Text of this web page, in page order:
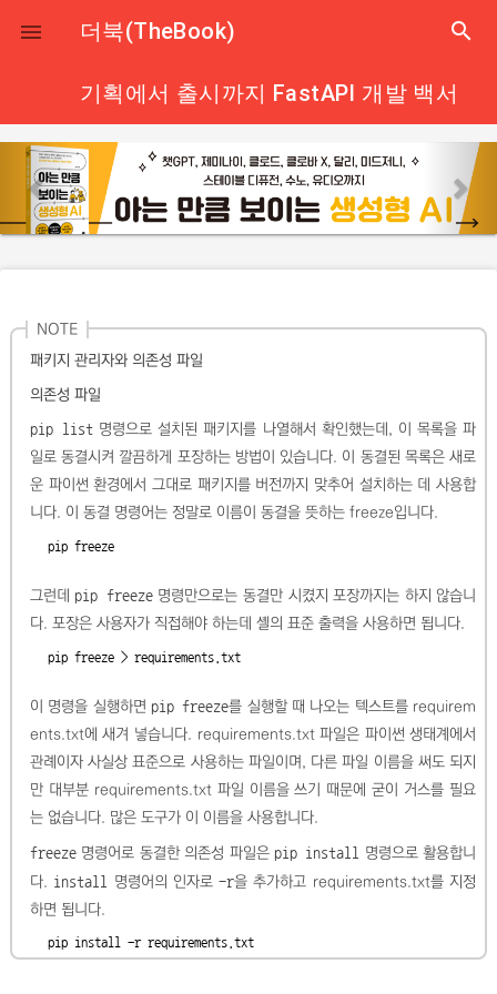
close
 더북(TheBook) search
기획에서 출시까지 FastAPI 개발 백서
p
r
e
u
s
e
x
NOTE
패키지 관리자와 의존성 파일
의존성 파일
pip list 명령으로 설치된 패키지를 나열해서 확인했는데, 이 목록을 파
일로 동결시켜 깔끔하게 포장하는 방법이 있습니다. 이 동결된 목록은 새로
운 파이썬 환경에서 그대로 패키지를 버전까지 맞추어 설치하는 데 사용합
니다. 이 동결 명령어는 정말로 이름이 동결을 뜻하는 freeze입니다.
pip freeze
그런데 pip freeze명령만으로는 동결만 시켰지 포장까지는 하지 않습니
다. 포장은 사용자가 직접해야 하는데 셸의 표준 출력을 사용하면 됩니다.
pip freeze > requirements.txt
이 명령을 실행하면 pip freeze를 실행할 때 나오는 텍스트를 requirem
ents.txt에 새겨 넣습니다. requirements.txt 파일은 파이썬 생태계에서
관례이자 사실상 표준으로 사용하는 파일이며, 다른 파일 이름을 써도 되지
만 대부분 requirements.txt 파일 이름을 쓰기 때문에 굳이 거스를 필요
는 없습니다. 많은 도구가 이 이름을 사용합니다.
freeze명령어로 동결한 의존성 파일은 pip install 명령으로 활용합니
다. install 명령어의 인자로-r을 추가하고 requirements.txt를 지정
하면 됩니다.
pip install -r requirements.txt